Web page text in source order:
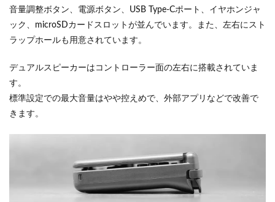
音量調整ボタン、電源ボタン、USB Type-Cポート、イヤホンジャ
ック、microSDカードスロットが並んでいます。また、左右にスト
ラップホールも用意されています。
デュアルスピーカーはコントローラー面の左右に搭載されていま
す。
標準設定での最大音量はやや控えめで、外部アプリなどで改善で
きます。